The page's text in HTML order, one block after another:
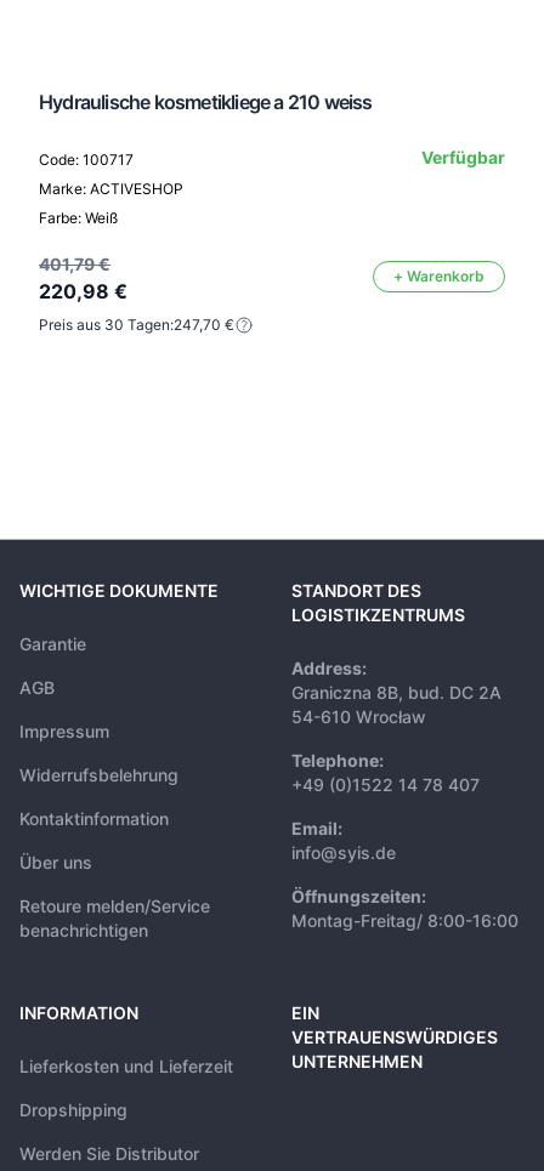
Hydraulische kosmetikliege a 210 weiss
Code: 100717
Marke: ACTIVESHOP
Farbe: Weiß
Verfügbar
401,79 €
220,98 €
+ Warenkorb
Preis aus 30 Tagen:247,70 €
WICHTIGE DOKUMENTE
Garantie
AGB
Impressum
Widerrufsbelehrung
Kontaktinformation
Über uns
Retoure melden/Service
benachrichtigen
STANDORT DES
LOGISTIKZENTRUMS
Address:
Graniczna 8B, bud. DC 2A
54-610 Wrocław
Telephone:
+49 (0)1522 14 78 407
Email:
info@syis.de
Öffnungszeiten:
Montag-Freitag/ 8:00-16:00
INFORMATION
Lieferkosten und Lieferzeit
Dropshipping
Werden Sie Distributor
EIN
VERTRAUENSWÜRDIGES
UNTERNEHMEN